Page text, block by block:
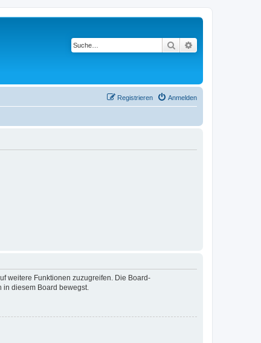
Suche
Anmelden
Registrieren
weitere Funktionen zuzugreifen. Die Board-
diesem Board bewegst.